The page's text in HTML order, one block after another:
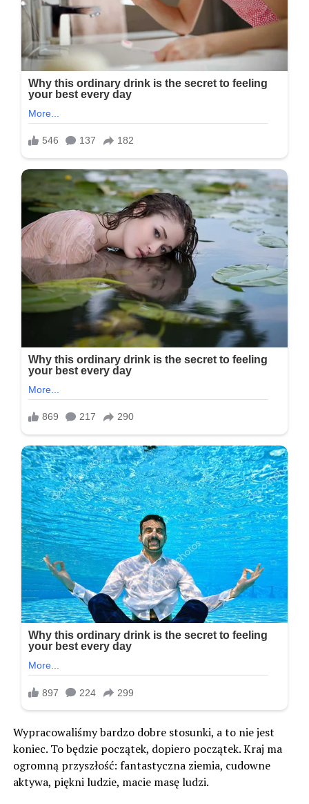
Wypracowaliśmy bardzo dobre stosunki, a to nie jest
koniec. To będzie początek, dopiero początek. Kraj ma
ogromną przyszłość: fantastyczna ziemia, cudowne
aktywa, piękni ludzie, macie masę ludzi.